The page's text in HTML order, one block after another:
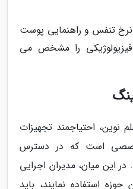
تنفس و راهنمایی پوست
فیزیولوژیکی را مشخص می
نوین، احتیاجمند تجهیزات
است که در دسترس
در این میان، مدیران اجرایی
استفاده نمایند، باید